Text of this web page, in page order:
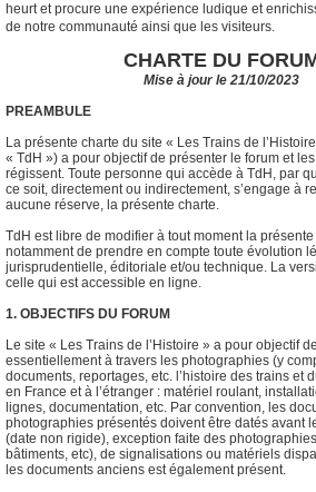
heurt et procure une expérience ludique et
de notre communauté ainsi que les visiteurs.
CHARTE DU
Mise à jour le 21/10/2023
PREAMBULE
La présente charte du site « Les Trains de
« TdH ») a pour objectif de présenter le forum et
régissent. Toute personne qui accède à TdH, par
ce soit, directement ou indirectement, s’engage à
aucune réserve, la présente charte.
TdH est libre de modifier à tout moment la
notamment de prendre en compte toute évolution
jurisprudentielle, éditoriale et/ou technique. La
celle qui est accessible en ligne.
1. OBJECTIFS DU FORUM
Le site « Les Trains de l’Histoire » a pour objectif
essentiellement à travers les photographies (y
documents, reportages, etc. l’histoire des trains et
en France et à l’étranger : matériel roulant,
lignes, documentation, etc. Par convention, les
photographies présentés doivent être datés avant
(date non rigide), exception faite des
bâtiments, etc), de signalisations ou matériels
les documents anciens est également présent.